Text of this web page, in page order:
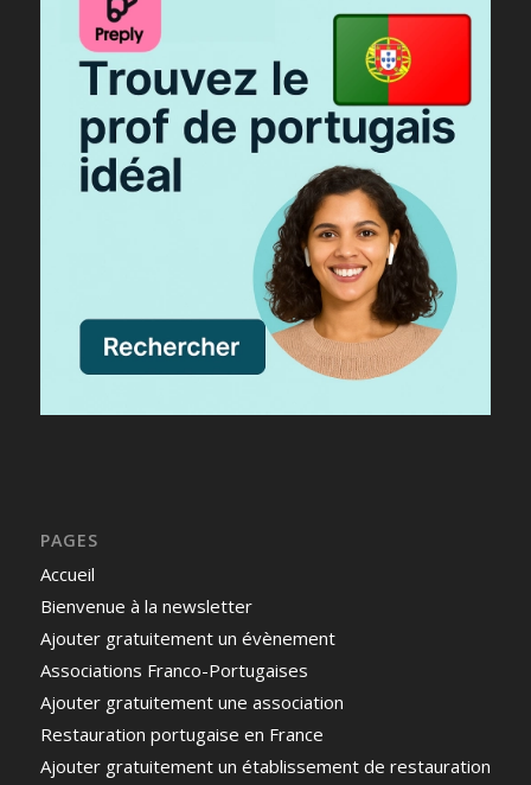
PAGES
Accueil
Bienvenue à la newsletter
Ajouter gratuitement un évènement
Associations Franco-Portugaises
Ajouter gratuitement une association
Restauration portugaise en France
Ajouter gratuitement un établissement de restauration